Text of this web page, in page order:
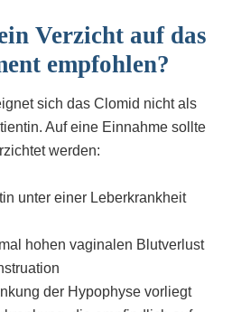
Verzicht auf das
empfohlen?
sich das Clomid nicht als
Auf eine Einnahme sollte
werden:
unter einer Leberkrankheit
hohen vaginalen Blutverlust
der Hypophyse vorliegt